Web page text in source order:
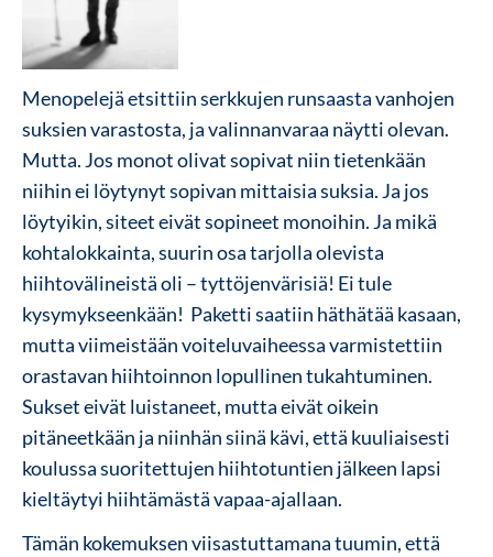
Menopelejä etsittiin serkkujen runsaasta vanhojen
suksien varastosta, ja valinnanvaraa näytti olevan.
Mutta. Jos monot olivat sopivat niin tietenkään
niihin ei löytynyt sopivan mittaisia suksia. Ja jos
löytyikin, siteet eivät sopineet monoihin. Ja mikä
kohtalokkainta, suurin osa tarjolla olevista
hiihtovälineistä oli – tyttöjenvärisiä! Ei tule
kysymykseenkään! Paketti saatiin häthätää kasaan,
mutta viimeistään voiteluvaiheessa varmistettiin
orastavan hiihtoinnon lopullinen tukahtuminen.
Sukset eivät luistaneet, mutta eivät oikein
pitäneetkään ja niinhän siinä kävi, että kuuliaisesti
koulussa suoritettujen hiihtotuntien jälkeen lapsi
kieltäytyi hiihtämästä vapaa-ajallaan.
Tämän kokemuksen viisastuttamana tuumin, että